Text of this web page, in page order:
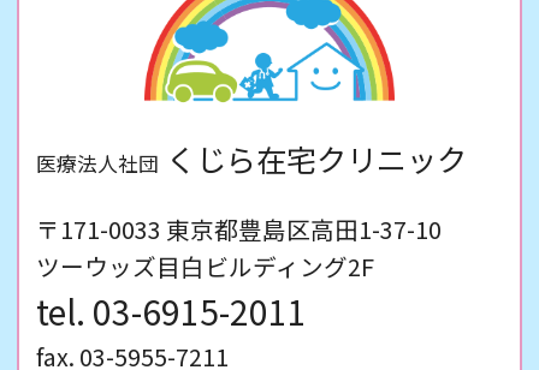
2021年7月20日、院長の鯨井一正医師が認知
症の講演会を行います。
内容は、「認知症の人の関わり方を知ろう」
参加いただけます。
これから夏本番！「マスクによる頭痛・
熱中症」に注意！
マスク着用による「マスク頭痛」をご存知で
医療法人社団 くじら在宅クリニック
〒171-0033 東京都豊島区高田1-37-10
ツーウッズ目白ビルディング2F
03-6915-2011
fax. 03-5955-7211